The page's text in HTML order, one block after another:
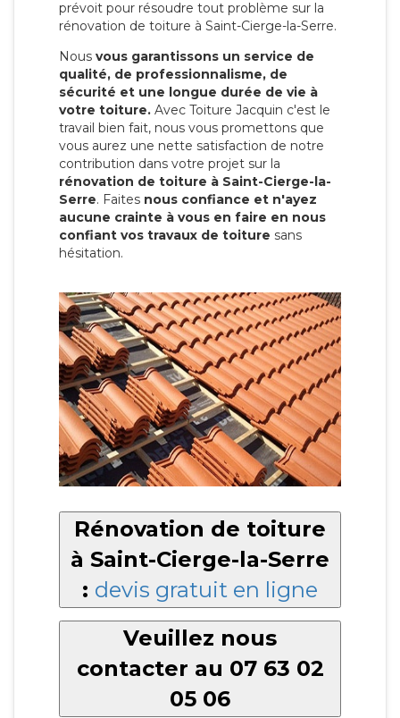
prévoit pour résoudre tout problème sur la
rénovation de toiture à Saint-Cierge-la-Serre.
Nous vous garantissons un service de
qualité, de professionnalisme, de
sécurité et une longue durée de vie à
votre toiture. Avec Toiture Jacquin c'est le
travail bien fait, nous vous promettons que
vous aurez une nette satisfaction de notre
contribution dans votre projet sur la
rénovation de toiture à Saint-Cierge-la-
Serre. Faites nous confiance et n'ayez
aucune crainte à vous en faire en nous
confiant vos travaux de toiture sans
hésitation.
Rénovation de toiture
à Saint-Cierge-la-Serre
: devis gratuit en ligne
Veuillez nous
contacter au 07 63 02
05 06